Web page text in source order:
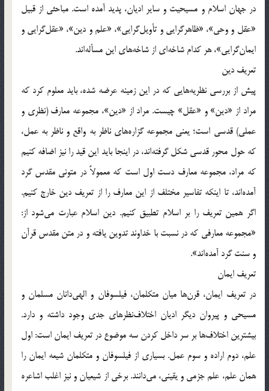
در جهان اسلام و مسيحيت و ساير اديان، پديد آمده است. مباحثي از قبيل
«عقل و وحي»، «ظاهر‌گرايي و تأويل‌گرايي»، «علم و دين»، «عقل‌گرايي و
ايمان‌گرايي»، هر كدام شاخه‌اي از شاخه‌هاي اين مسأله‌اند.
تعريف دين
پيش از بررسي نظريه‌هايي كه در اين زمينه عرضه شده، بايد معلوم كرد كه
مراد از «دين» و «عقل» چيست. مراد از‌ «دين»، مجموعه معارف (نظري و
عملي) قدسي است؛ يعني مجموعه گزاره‌هاي ناظر به واقع و ناظر به عمل،
كه حول محور قدسي شكل گرفته‌اند، در اينجا بايد اين قيد را نيز اضافه كنيم
كه مراد، مجموعه معارف دست اول است كه معمولاً در متوني مقدس گرد
آمده‌اند، تا اينكه تفاسير مختلف از اين معارف را از تعريف دين خارج كنيم.
اگر همين تعريف را بر اسلام تطبيق كنيم. دين اسلام عبارت مي‌شود از:
«مجموعه‌ معارفي كه در نسبت با خداوند تدوين يافته و در متن مقدس قرآن
و سنت گرد آمده‌اند».
تعريف ايمان
در تعريف ايمان، قرن‌ها ميان متكلمان، فيلسوفان و الهي‌دانان مسلمان و
مسيحي و پيروان ديگر اديان اختلاف‌نظرهاي جدي وجود داشته و دارد.
بيشترين اختلاف‌ها بر سر داخل كردن سه موضوع در تعريف ايمان است: اول
علم، دوم اراده و سوم عمل. بسياري از فيلسوفان و متكلمان شيعه ايمان را
همان علم،‌ علم جزمي و يقيني، مي‌دانند. برخي از شيعيان و نيز اغلب اشاعره